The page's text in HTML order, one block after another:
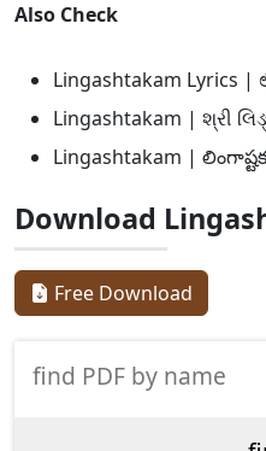
Also Check
Lingashtakam Lyrics |
Lingashtakam | શ્રી
Lingashtakam |
Download
Free Download